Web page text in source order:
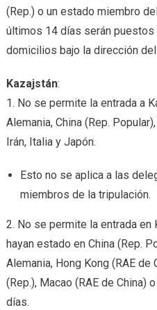
(Rep.) o un estado miembro
últimos 14 días serán puestos
domicilios bajo la dirección
Kazajstán:
1. No se permite la entrada a
Alemania, China (Rep.
Irán, Italia y Japón.
Esto no se aplica a las
miembros de la tripulación.
2. No se permite la entrada
hayan estado en China (Rep.
Alemania, Hong Kong (RAE de
(Rep.), Macao (RAE de China)
días.